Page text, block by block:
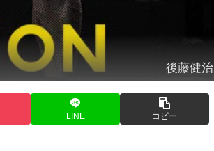
後藤健治
LINE コピー